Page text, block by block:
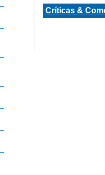
Críticas &